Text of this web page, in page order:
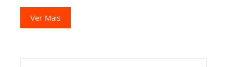
Ver Mais